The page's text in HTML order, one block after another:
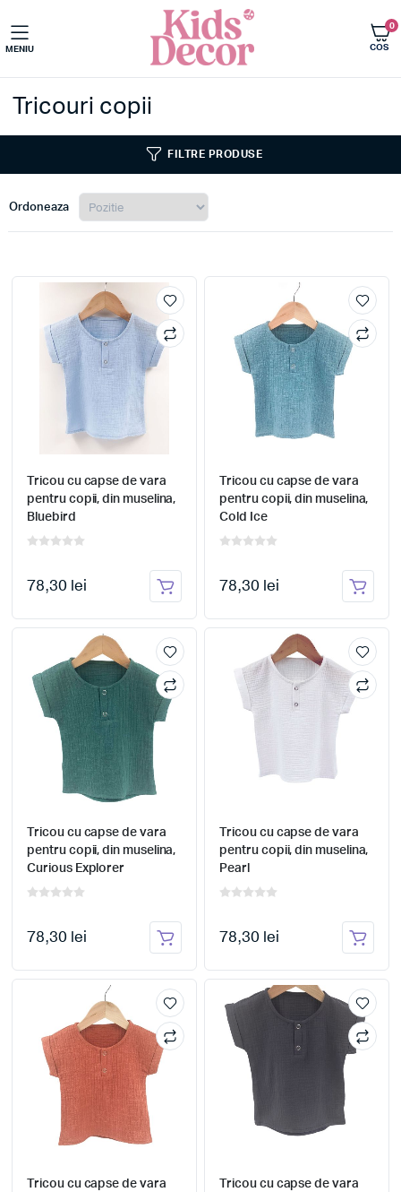
MENIU COS
0
Imbracaminte copii
Tricouri copii
FILTRE PRODUSE
Ordoneaza
Tricou cu capse de vara
pentru copii, din muselina,
Bluebird
78,30 lei
Tricou cu capse de vara
pentru copii, din muselina,
Cold Ice
78,30 lei
Tricou cu capse de vara
pentru copii, din muselina,
Curious Explorer
78,30 lei
Tricou cu capse de vara
pentru copii, din muselina,
Pearl
78,30 lei
Tricou cu capse de vara
Tricou cu capse de vara